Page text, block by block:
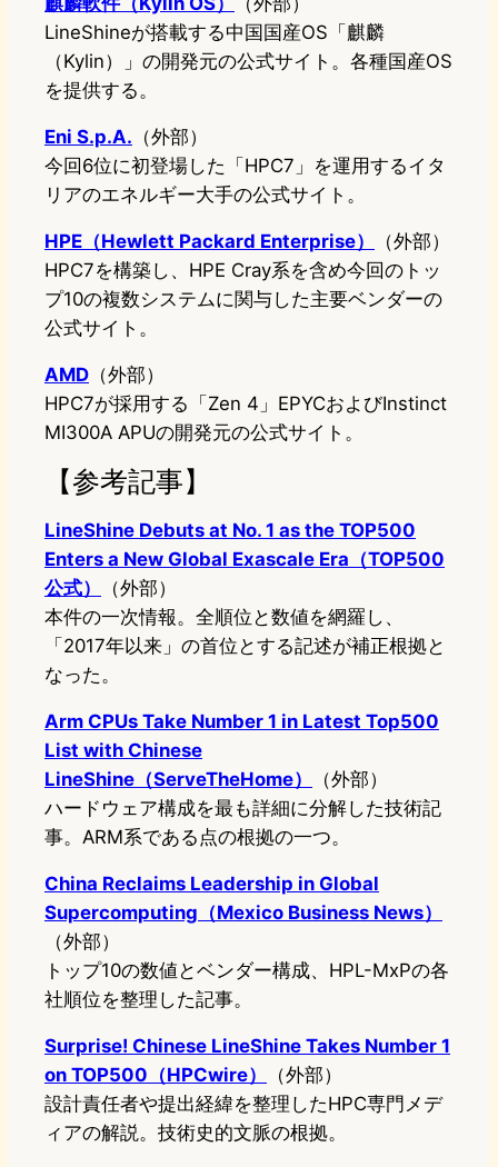
LineShineが搭載する中国国産OS「麒麟
（Kylin）」の開発元の公式サイト。各種国産OS
を提供する。
Eni S.p.A. （外部）
今回6位に初登場した「HPC7」を運用するイタ
リアのエネルギー大手の公式サイト。
HPE（Hewlett Packard Enterprise）
（外部）
HPC7を構築し、HPE Cray系を含め今回のトッ
プ10の複数システムに関与した主要ベンダーの
公式サイト。
AMD （外部）
HPC7が採用する「Zen 4」EPYCおよびInstinct
MI300A APUの開発元の公式サイト。
【参考記事】
LineShine Debuts at No. 1 as the TOP500
Enters a New Global Exascale Era（TOP500
公式）
（外部）
本件の一次情報。全順位と数値を網羅し、
「2017年以来」の首位とする記述が補正根拠と
なった。
Arm CPUs Take Number 1 in Latest Top500
List with Chinese
LineShine（ServeTheHome）
（外部）
ハードウェア構成を最も詳細に分解した技術記
事。ARM系である点の根拠の一つ。
China Reclaims Leadership in Global
Supercomputing（Mexico Business News）
（外部）
トップ10の数値とベンダー構成、HPL-MxPの各
社順位を整理した記事。
Surprise! Chinese LineShine Takes Number 1
on TOP500（HPCwire）
（外部）
設計責任者や提出経緯を整理したHPC専門メデ
ィアの解説。技術史的文脈の根拠。